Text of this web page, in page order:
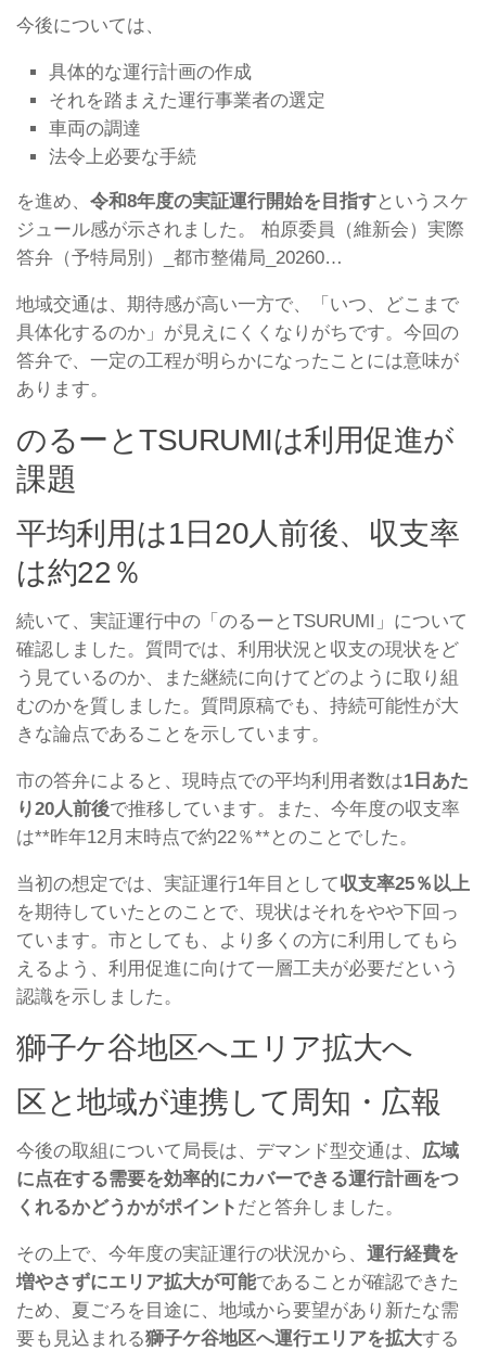
今後については、
具体的な運行計画の作成
それを踏まえた運行事業者の選定
車両の調達
法令上必要な手続
を進め、 令和8年度の実証運行開始を目指すというスケ
ジュール感が示されました。 柏原委員（維新会）実際
答弁（予特局別）_都市整備局_20260…
地域交通は、期待感が高い一方で、「いつ、どこまで
具体化するのか」が見えにくくなりがちです。今回の
答弁で、一定の工程が明らかになったことには意味が
あります。
のるーとTSURUMIは利用促進が
課題
平均利用は1日20人前後、収支率
は約22％
続いて、実証運行中の「のるーとTSURUMI」について
確認しました。質問では、利用状況と収支の現状をど
う見ているのか、また継続に向けてどのように取り組
むのかを質しました。質問原稿でも、持続可能性が大
きな論点であることを示しています。
市の答弁によると、現時点での平均利用者数は1日あた
り20人前後で推移しています。また、今年度の収支率
は**昨年12月末時点で約22％**とのことでした。
当初の想定では、実証運行1年目として収支率25％以上
を期待していたとのことで、現状はそれをやや下回っ
ています。市としても、より多くの方に利用してもら
えるよう、利用促進に向けて一層工夫が必要だという
認識を示しました。
獅子ケ谷地区へエリア拡大へ
区と地域が連携して周知・広報
今後の取組について局長は、デマンド型交通は、 広域
に点在する需要を効率的にカバーできる運行計画をつ
くれるかどうかがポイント だと答弁しました。
その上で、今年度の実証運行の状況から、 運行経費を
増やさずにエリア拡大が可能であることが確認できた
ため、夏ごろを目途に、地域から要望があり新たな需
要も見込まれる獅子ケ谷地区へ運行エリアを拡大する